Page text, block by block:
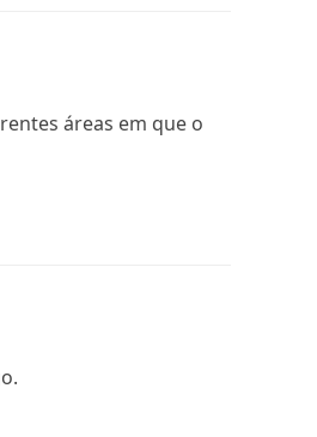
áreas em que o